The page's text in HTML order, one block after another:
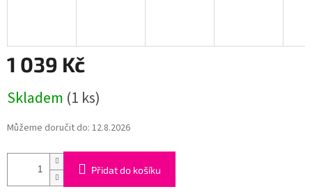
1 039 Kč
cena:
Skladem (1 ks)
Můžeme doručit do: 12.8.2026
Přidat do košíku